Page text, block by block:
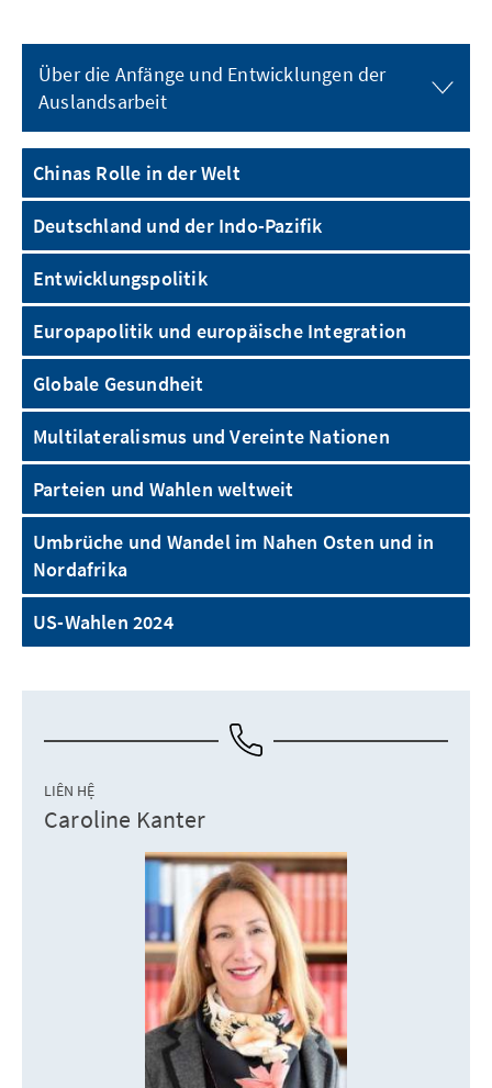
Über die Anfänge und Entwicklungen der
Auslandsarbeit
Chinas Rolle in der Welt
Deutschland und der Indo-Pazifik
Entwicklungspolitik
Europapolitik und europäische Integration
Globale Gesundheit
Multilateralismus und Vereinte Nationen
Parteien und Wahlen weltweit
Umbrüche und Wandel im Nahen Osten und in
Nordafrika
US-Wahlen 2024
LIÊN HỆ
Caroline Kanter